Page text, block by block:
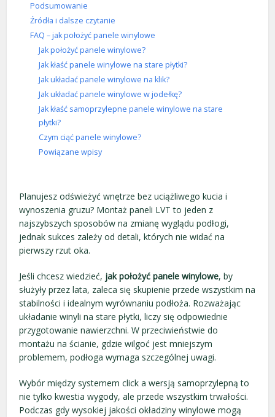
Podsumowanie
Źródła i dalsze czytanie
FAQ – jak położyć panele winylowe
Jak położyć panele winylowe?
Jak kłaść panele winylowe na stare płytki?
Jak układać panele winylowe na klik?
Jak układać panele winylowe w jodełkę?
Jak kłaść samoprzylepne panele winylowe na stare
płytki?
Czym ciąć panele winylowe?
Powiązane wpisy
Planujesz odświeżyć wnętrze bez uciążliwego kucia i
wynoszenia gruzu? Montaż paneli LVT to jeden z
najszybszych sposobów na zmianę wyglądu podłogi,
jednak sukces zależy od detali, których nie widać na
pierwszy rzut oka.
Jeśli chcesz wiedzieć, jak położyć panele winylowe, by
służyły przez lata, zaleca się skupienie przede wszystkim na
stabilności i idealnym wyrównaniu podłoża. Rozważając
układanie winyli na stare płytki, liczy się odpowiednie
przygotowanie nawierzchni. W przeciwieństwie do
montażu na ścianie, gdzie wilgoć jest mniejszym
problemem, podłoga wymaga szczególnej uwagi.
Wybór między systemem click a wersją samoprzylepną to
nie tylko kwestia wygody, ale przede wszystkim trwałości.
Podczas gdy wysokiej jakości okładziny winylowe mogą